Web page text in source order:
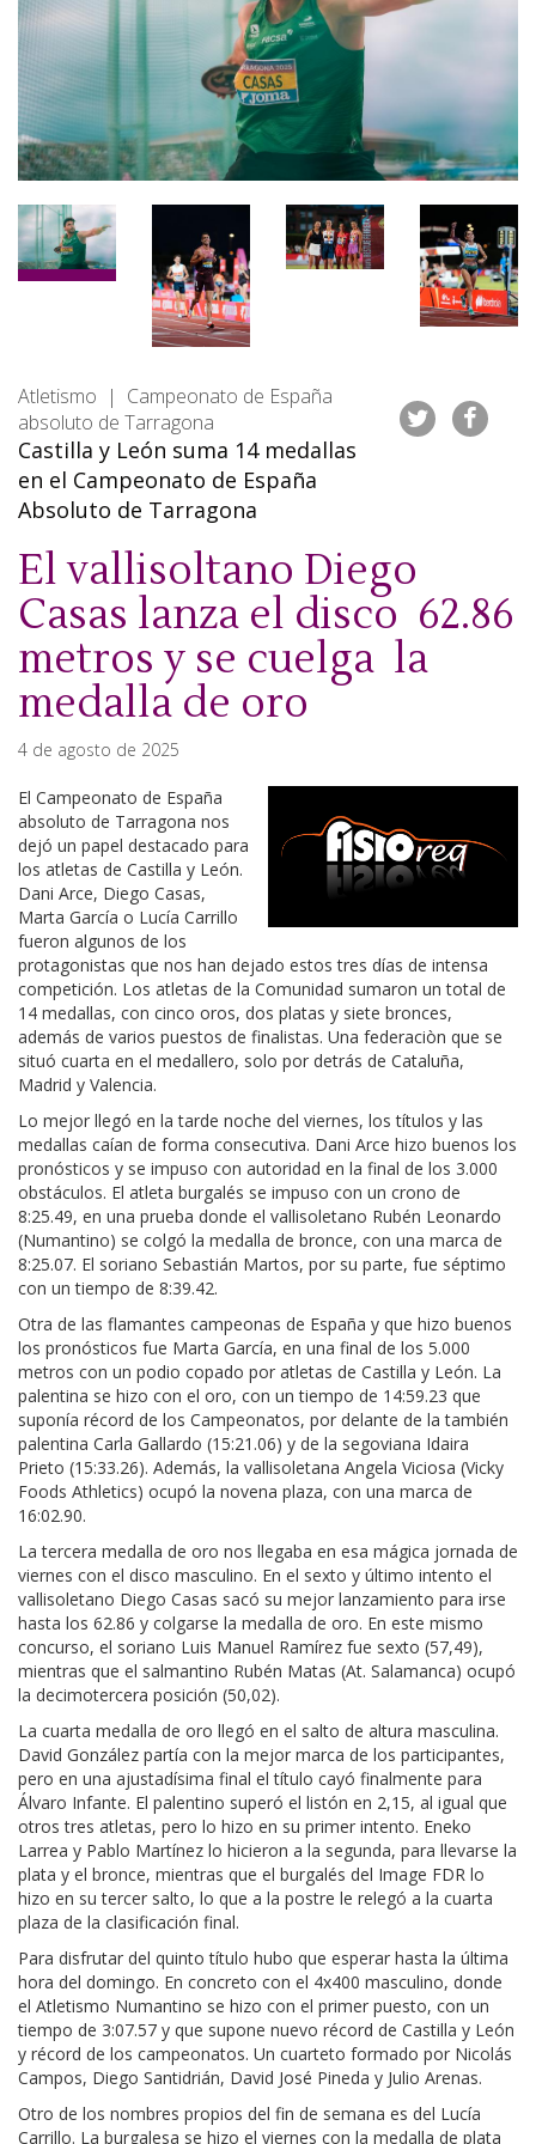
Atletismo | Campeonato de España
absoluto de Tarragona
Castilla y León suma 14 medallas
en el Campeonato de España
Absoluto de Tarragona
El vallisoltano Diego
Casas lanza el disco 62.86
metros y se cuelga la
medalla de oro
4 de agosto de 2025
El Campeonato de España
absoluto de Tarragona nos
dejó un papel destacado para
los atletas de Castilla y León.
Dani Arce, Diego Casas,
Marta García o Lucía Carrillo
fueron algunos de los
protagonistas que nos han dejado estos tres días de intensa
competición. Los atletas de la Comunidad sumaron un total de
14 medallas, con cinco oros, dos platas y siete bronces,
además de varios puestos de finalistas. Una federaciòn que se
situó cuarta en el medallero, solo por detrás de Cataluña,
Madrid y Valencia.
Lo mejor llegó en la tarde noche del viernes, los títulos y las
medallas caían de forma consecutiva. Dani Arce hizo buenos los
pronósticos y se impuso con autoridad en la final de los 3.000
obstáculos. El atleta burgalés se impuso con un crono de
8:25.49, en una prueba donde el vallisoletano Rubén Leonardo
(Numantino) se colgó la medalla de bronce, con una marca de
8:25.07. El soriano Sebastián Martos, por su parte, fue séptimo
con un tiempo de 8:39.42.
Otra de las flamantes campeonas de España y que hizo buenos
los pronósticos fue Marta García, en una final de los 5.000
metros con un podio copado por atletas de Castilla y León. La
palentina se hizo con el oro, con un tiempo de 14:59.23 que
suponía récord de los Campeonatos, por delante de la también
palentina Carla Gallardo (15:21.06) y de la segoviana Idaira
Prieto (15:33.26). Además, la vallisoletana Angela Viciosa (Vicky
Foods Athletics) ocupó la novena plaza, con una marca de
16:02.90.
La tercera medalla de oro nos llegaba en esa mágica jornada de
viernes con el disco masculino. En el sexto y último intento el
vallisoletano Diego Casas sacó su mejor lanzamiento para irse
hasta los 62.86 y colgarse la medalla de oro. En este mismo
concurso, el soriano Luis Manuel Ramírez fue sexto (57,49),
mientras que el salmantino Rubén Matas (At. Salamanca) ocupó
la decimotercera posición (50,02).
La cuarta medalla de oro llegó en el salto de altura masculina.
David González partía con la mejor marca de los participantes,
pero en una ajustadísima final el título cayó finalmente para
Álvaro Infante. El palentino superó el listón en 2,15, al igual que
otros tres atletas, pero lo hizo en su primer intento. Eneko
Larrea y Pablo Martínez lo hicieron a la segunda, para llevarse la
plata y el bronce, mientras que el burgalés del Image FDR lo
hizo en su tercer salto, lo que a la postre le relegó a la cuarta
plaza de la clasificación final.
Para disfrutar del quinto título hubo que esperar hasta la última
hora del domingo. En concreto con el 4x400 masculino, donde
el Atletismo Numantino se hizo con el primer puesto, con un
tiempo de 3:07.57 y que supone nuevo récord de Castilla y León
y récord de los campeonatos. Un cuarteto formado por Nicolás
Campos, Diego Santidrián, David José Pineda y Julio Arenas.
Otro de los nombres propios del fin de semana es del Lucía
Carrillo. La burgalesa se hizo el viernes con la medalla de plata